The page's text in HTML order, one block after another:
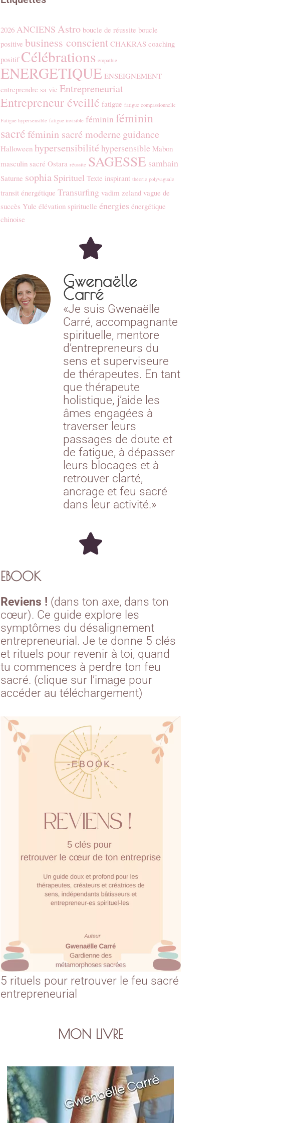
2026 ANCIENS Astro boucle de réussite boucle
positive business conscient CHAKRAS coaching
positif Célébrations empathie
ENERGETIQUE ENSEIGNEMENT
entreprendre sa vie Entrepreneuriat
Entrepreneur éveillé fatigue fatigue compassionnelle
Fatigue hypersensible fatigue invisible féminin féminin
sacréféminin sacré moderne guidance
Halloween hypersensibilité hypersensible Mabon
masculin sacré Ostara réussite SAGESSE samhain
Saturne sophia Spirituel Texte inspirant théorie polyvaguale
transit énergétique Transurfing vadim zeland vague de
succès Yule élévation spirituelle énergies énergétique
chinoise
Gwenaëlle
Carré
«Je suis Gwenaëlle
Carré, accompagnante
spirituelle, mentore
d’entrepreneurs du
sens et superviseure
de thérapeutes. En tant
que thérapeute
holistique, j’aide les
âmes engagées à
traverser leurs
passages de doute et
de fatigue, à dépasser
leurs blocages et à
retrouver clarté,
ancrage et feu sacré
dans leur activité.»
EBOOK
Reviens ! (dans ton axe, dans ton
cœur). Ce guide explore les
symptômes du désalignement
entrepreneurial. Je te donne 5 clés
et rituels pour revenir à toi, quand
tu commences à perdre ton feu
sacré. (clique sur l’image pour
accéder au téléchargement)
5 rituels pour retrouver le feu sacré
entrepreneurial
MON LIVRE